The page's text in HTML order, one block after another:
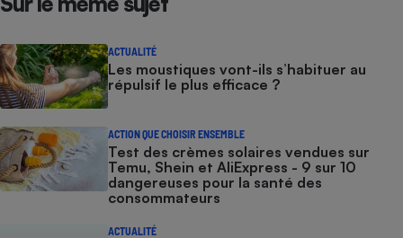
ACTUALITÉ
Les moustiques vont-ils s’habituer au
répulsif le plus efficace ?
ACTION QUE CHOISIR ENSEMBLE
Test des crèmes solaires vendues sur
Temu, Shein et AliExpress - 9 sur 10
dangereuses pour la santé des
consommateurs
ACTUALITÉ